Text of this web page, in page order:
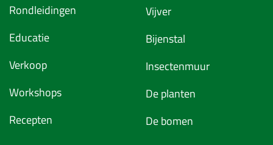
Vijver
Bijenstal
Insectenmuur
De planten
De bomen
Rondleidingen
Educatie
Verkoop
Workshops
Recepten